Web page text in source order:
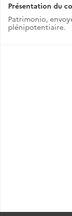
Présentation du
Patrimonio,
plénipotentiaire.